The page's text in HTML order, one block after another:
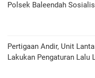
Polsek Baleendah
Pertigaan Andir, Unit
Lakukan Pengaturan Lalu